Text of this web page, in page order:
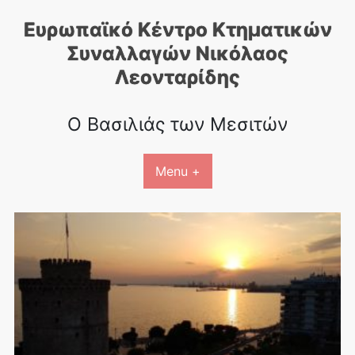
Ευρωπαϊκό Κέντρο Κτηματικών
Συναλλαγών Nικόλαος
Λεονταρίδης
Ο Βασιλιάς των Μεσιτών
Menu +